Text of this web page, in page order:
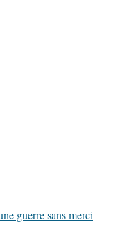
guerre sans merci